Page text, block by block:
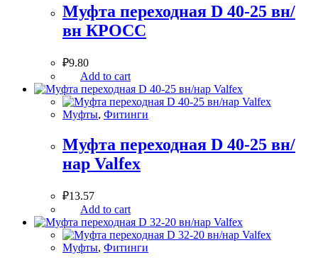
Муфта переходная D 40-25 вн/
вн КРОСС
₽9.80
Add to cart
Муфты, Фитинги
Муфта переходная D 40-25 вн/
нар Valfex
₽13.57
Add to cart
Муфты, Фитинги